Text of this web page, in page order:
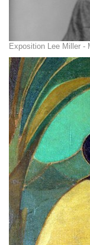
Exposition Lee Miller -